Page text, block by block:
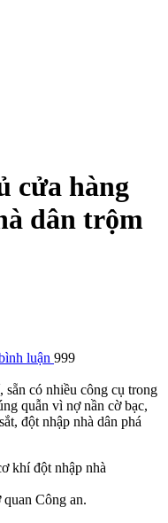
cửa hàng
dân trộm
luận 999
có nhiều công cụ trong
quẫn vì nợ nần cờ bạc,
đột nhập nhà dân phá
Công an.